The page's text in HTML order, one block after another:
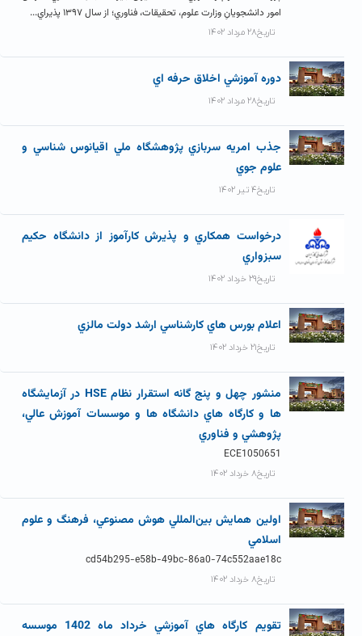
امور دانشجویانِ وزارت علوم، تحقیقات، فناوري؛ از سال ۱۳۹۷ پذیراي...
تاریخ۲۸ مرداد ۱۴۰۲
دوره آموزشي اخلاق حرفه اي
تاریخ۲۸ مرداد ۱۴۰۲
جذب امريه سربازي پژوهشگاه ملي اقيانوس شناسي و
علوم جوي
تاریخ۴ تیر ۱۴۰۲
درخواست همکاري و پذيرش کارآموز از دانشگاه حکيم
سبزواري
تاریخ۲۹ خرداد ۱۴۰۲
اعلام بورس هاي کارشناسي ارشد دولت مالزي
تاریخ۲۱ خرداد ۱۴۰۲
منشور چهل و پنج گانه استقرار نظام HSE در آزمايشگاه
ها و کارگاه هاي دانشگاه ها و موسسات آموزش عالي،
پژوهشي و فناوري
ECE1050651
تاریخ۸ خرداد ۱۴۰۲
اولين همايش بين‌المللي هوش مصنوعي، فرهنگ و علوم
اسلامي
cd54b295-e58b-49bc-86a0-74c552aae18c
تاریخ۸ خرداد ۱۴۰۲
تقويم کارگاه هاي آموزشي خرداد ماه 1402 موسسه